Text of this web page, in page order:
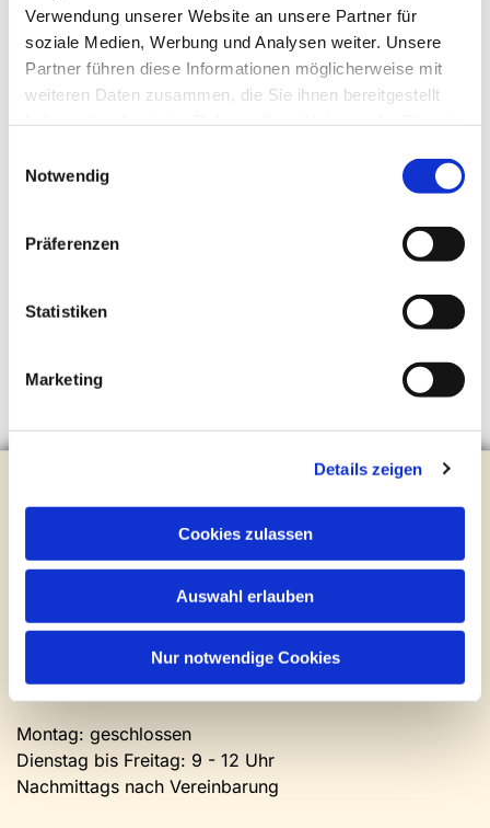
Verwendung unserer Website an unsere Partner für
soziale Medien, Werbung und Analysen weiter. Unsere
Partner führen diese Informationen möglicherweise mit
weiteren Daten zusammen, die Sie ihnen bereitgestellt
Notwendig
Präferenzen
Statistiken
Marketing
Details zeigen
Cookies zulassen
Auswahl erlauben
Nur notwendige Cookies
Evangelische Kirchengemeinde Steinhagen
Brockhagener Straße 28 | 33803 Steinhagen
0 52 04 / 36 28
Mail:gemeindeamt@kirche-steinhagen.de
Newsletter abonnieren
Kontakt und Öffnungszeiten
Gemeinde- und Friedhofsamt
Montag: geschlossen
Dienstag bis Freitag: 9 - 12 Uhr
Nachmittags nach Vereinbarung